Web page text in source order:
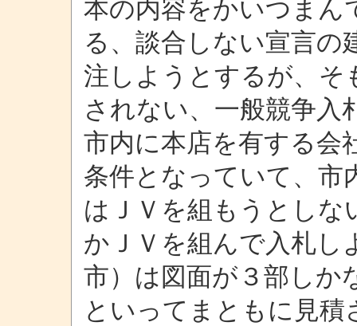
本の内容をかいつまん
る、談合しない宣言の
注しようとするが、そ
されない、一般競争入
市内に本店を有する会
条件となっていて、市
はＪＶを組もうとしな
かＪＶを組んで入札し
市）は図面が３部しか
といってまともに見